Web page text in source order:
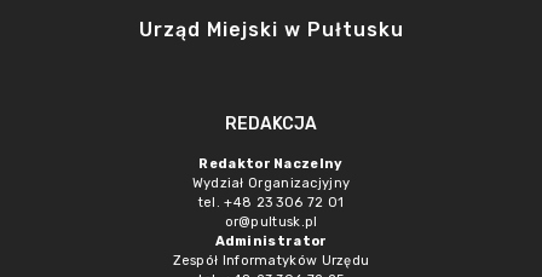
Urząd Miejski w Pułtusku
REDAKCJA
Redaktor Naczelny
Wydział Organizacjyjny
tel. +48 23 306 72 01
or@pultusk.pl
Administrator
Zespół Informatyków Urzędu